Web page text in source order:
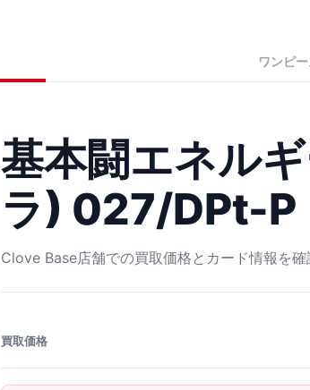
ワンピー
基本闘エネル
ラ) 027/DPt-P
Clove Base店舗での買取価格とカード情報を確
買取価格